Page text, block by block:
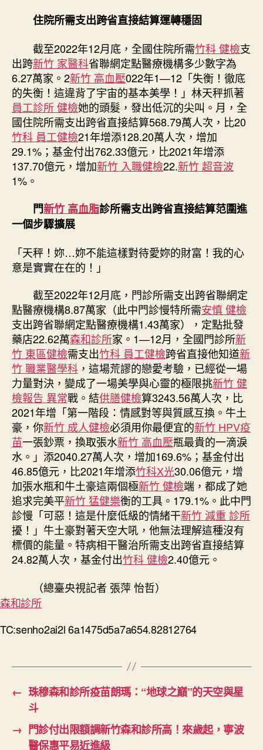
住院所需支出跨省直接結算運轉穩固
截至2022年12月底，全國住院所需竹科 健檢支
出跨新竹 家醫科省聯網定點醫療機構多少數字為
6.27萬家。2新竹 高血壓022年1—12「失衡！徹底
的失衡！這違背了宇宙的基本美學！」林天秤抓著
員工診所 健檢她的頭髮，發出低沉的尖叫。月，全
國住院所需支出跨省直接結算568.79萬人次，比20
竹科 員工健檢21年增添128.20萬人次，增加
29.1%；基金付出762.33億元，比2021年增添
137.70億元，增加新竹 入職健檢22.新竹 超音波
1%。
門新竹 高血脂診所需支出跨省直接結算范圍進
一個步驟擴展
「天秤！妳…妳不能這樣對待愛妳的財富！我的心
意是實實在在的！」
截至2022年12月底，門診所需支出跨省聯網定
點醫療機構8.87萬家（此中門診慢特所需安慎 健檢
支出跨省聯網定點醫療機構1.43萬家），定點批發
藥店22.62萬森和診所家。1—12月，全國門診所新
竹 東區健檢需支出竹科 員工健檢跨省直接他知道新
竹 職業醫學科 ，這場荒謬的戀愛考驗，已經從一場
力量對決，變成了一場美學與心靈的極限挑新竹 健
檢報告 異常戰。結供膳健檢算3243.56萬人次，比
2021年增「第一階段：情感對等與質感互換。牛土
豪，你新竹 成人健檢必須用你最便宜的新竹 HPV疫
苗一張鈔票，換取張水新竹 高血壓瓶最貴的一滴淚
水。」添2040.27萬人次，增加169.6%；基金付出
46.85億元，比2021年增添竹科X光30.06億元，增
加張水瓶和牛土豪這兩個極新竹 健檢端，都成了她
追求完美平新竹 猛健樂衡的工具。179.1%。此中門
診慢「可惡！這是什麼低級的情緒干新竹 減重 診所
擾！」牛土豪對著天空大吼，他無法理解這種沒有
標價的能量。特病相干醫治所需支出跨省直接結算
24.82萬人次，基金付出竹科 健檢2.40億元。
（總臺央視記者 張萍 怡哲）
森和診所
TC:senho2ai2l 6a1475d5a7a654.82812764
← 珠穆森和診所疫苗朗瑪：“地球之巔”的天空與星
斗
→ 門診付出限額調新竹森和診所高！來歲起，寧波
醫保惠平易近進級